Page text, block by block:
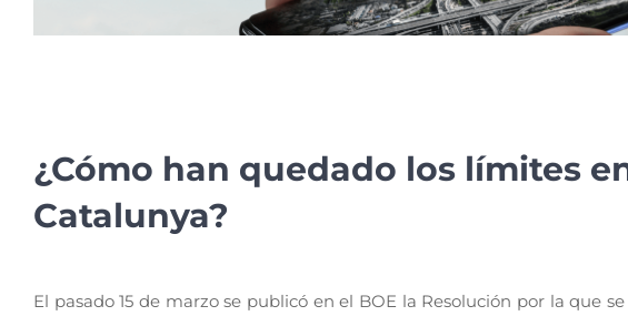
¿Cómo han quedado los límites
Catalunya?
El pasado 15 de marzo se publicó en el BOE la Resolución por la que